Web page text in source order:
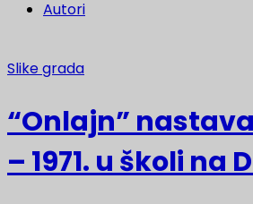
Autori
Slike grada
“Onlajn”
– 1971. u školi na